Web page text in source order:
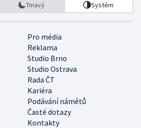
Tmavý Systém
Pro média
Reklama
Studio Brno
Studio Ostrava
Rada ČT
Kariéra
Podávání námětů
Časté dotazy
Kontakty